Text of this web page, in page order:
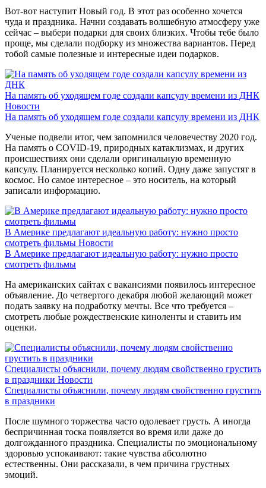
Вот-вот наступит Новый год. В этот раз особенно хочется
чуда и праздника. Начни создавать волшебную атмосферу уже
сейчас – выбери подарки для своих близких. Чтобы тебе было
проще, мы сделали подборку из множества вариантов. Перед
тобой самые полезные и интересные идеи подарков.
На память об уходящем годе создали капсулу времени из ДНК
Новости
На память об уходящем годе создали капсулу времени из ДНК
Ученые подвели итог, чем запомнился человечеству 2020 год.
На память о COVID-19, природных катаклизмах, и других
происшествиях они сделали оригинальную временную
капсулу. Планируется несколько копий. Одну даже запустят в
космос. Но самое интересное – это носитель, на который
записали информацию.
В Америке предлагают идеальную работу: нужно просто
смотреть фильмы Новости
В Америке предлагают идеальную работу: нужно просто
смотреть фильмы
На американских сайтах с вакансиями появилось интересное
объявление. До четвертого декабря любой желающий может
подать заявку на подработку мечты. Все что требуется –
смотреть любые рождественские киноленты и ставить им
оценки.
Специалисты объяснили, почему людям свойственно грустить
в праздники Новости
Специалисты объяснили, почему людям свойственно грустить
в праздники
После шумного торжества часто одолевает грусть. А иногда
беспричинная тоска появляется во время или даже до
долгожданного праздника. Специалисты по эмоциональному
здоровью успокаивают: такие чувства абсолютно
естественны. Они рассказали, в чем причина грустных
эмоций.